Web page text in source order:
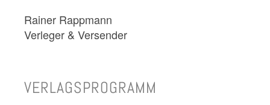
Rainer Rappmann
Verleger & Versender
VERLAGSPROGRAMM